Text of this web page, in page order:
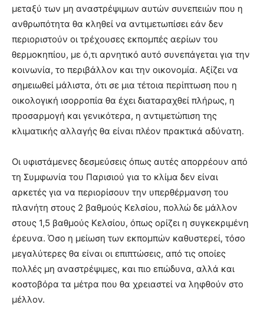
μεταξύ των μη αναστρέψιμων αυτών συνεπειών που η
ανθρωπότητα θα κληθεί να αντιμετωπίσει εάν δεν
περιοριστούν οι τρέχουσες εκπομπές αερίων του
θερμοκηπίου, με ό,τι αρνητικό αυτό συνεπάγεται για την
κοινωνία, το περιβάλλον και την οικονομία. Αξίζει να
σημειωθεί μάλιστα, ότι σε μια τέτοια περίπτωση που η
οικολογική ισορροπία θα έχει διαταραχθεί πλήρως, η
προσαρμογή και γενικότερα, η αντιμετώπιση της
κλιματικής αλλαγής θα είναι πλέον πρακτικά αδύνατη.
Οι υφιστάμενες δεσμεύσεις όπως αυτές απορρέουν από
τη Συμφωνία του Παρισιού για το κλίμα δεν είναι
αρκετές για να περιορίσουν την υπερθέρμανση του
πλανήτη στους 2 βαθμούς Κελσίου, πολλώ δε μάλλον
στους 1,5 βαθμούς Κελσίου, όπως ορίζει η συγκεκριμένη
έρευνα. Όσο η μείωση των εκπομπών καθυστερεί, τόσο
μεγαλύτερες θα είναι οι επιπτώσεις, από τις οποίες
πολλές μη αναστρέψιμες, και πιο επώδυνα, αλλά και
κοστοβόρα τα μέτρα που θα χρειαστεί να ληφθούν στο
μέλλον.